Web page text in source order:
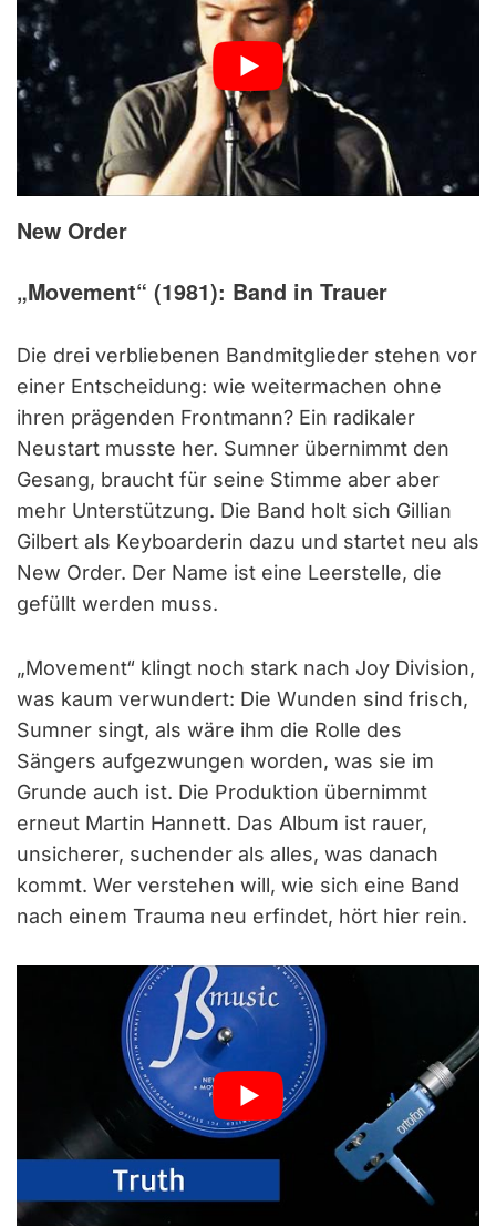
New Order
„Movement“ (1981): Band in Trauer
Die drei verbliebenen Bandmitglieder stehen vor
einer Entscheidung: wie weitermachen ohne
ihren prägenden Frontmann? Ein radikaler
Neustart musste her. Sumner übernimmt den
Gesang, braucht für seine Stimme aber aber
mehr Unterstützung. Die Band holt sich Gillian
Gilbert als Keyboarderin dazu und startet neu als
New Order. Der Name ist eine Leerstelle, die
gefüllt werden muss.
„Movement“ klingt noch stark nach Joy Division,
was kaum verwundert: Die Wunden sind frisch,
Sumner singt, als wäre ihm die Rolle des
Sängers aufgezwungen worden, was sie im
Grunde auch ist. Die Produktion übernimmt
erneut Martin Hannett. Das Album ist rauer,
unsicherer, suchender als alles, was danach
kommt. Wer verstehen will, wie sich eine Band
nach einem Trauma neu erfindet, hört hier rein.